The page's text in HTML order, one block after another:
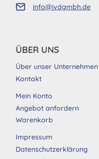
info@ivdgmbh.de
ÜBER UNS
Über unser Unternehmen
Kontakt
Mein Konto
Angebot anfordern
Warenkorb
Impressum
Datenschutzerklärung